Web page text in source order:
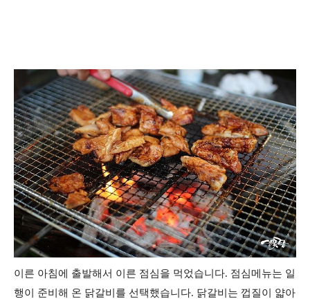
이른 아침에 출발해서 이른 점심을 먹었습니다. 점심메뉴는 일
행이 준비해 온 닭갈비를 선택했습니다. 닭갈비는 껍질이 얇아